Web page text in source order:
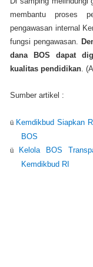
membantu proses
pengawasan internal
fungsi pengawasan.
dana BOS dapat
kualitas pendidikan .
Sumber artikel :
ü Kemdikbud Siapkan
BOS
ü
Kelola BOS
Kemdikbud RI